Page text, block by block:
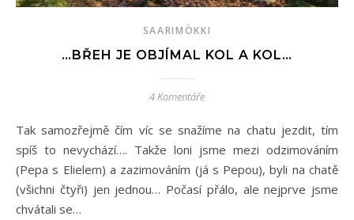
SAARIMÖKKI
…BŘEH JE OBJÍMAL KOL A KOL…
4 Komentáře
Tak samozřejmě čím víc se snažíme na chatu jezdit, tím
spíš to nevychází…. Takže loni jsme mezi odzimováním
(Pepa s Elielem) a zazimováním (já s Pepou), byli na chatě
(všichni čtyři) jen jednou… Počasí přálo, ale nejprve jsme
chvátali se…